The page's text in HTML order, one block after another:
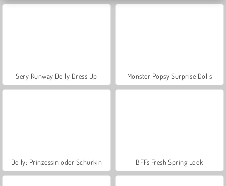
Sery Runway Dolly Dress Up Monster Popsy Surprise Dolls
Dolly: Prinzessin oder Schurkin BFFs Fresh Spring Look